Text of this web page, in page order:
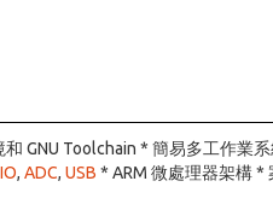
GNU Toolchain * 簡易多工作業
, ADC, USB * ARM 微處理器架構 *